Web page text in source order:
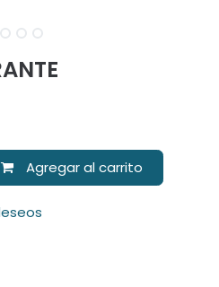
Agregar al carrito